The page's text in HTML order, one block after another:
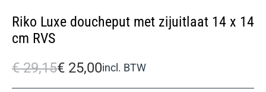
Riko Luxe doucheput met zijuitlaat 14 x 14
cm RVS
€29,15€ 25,00incl. BTW